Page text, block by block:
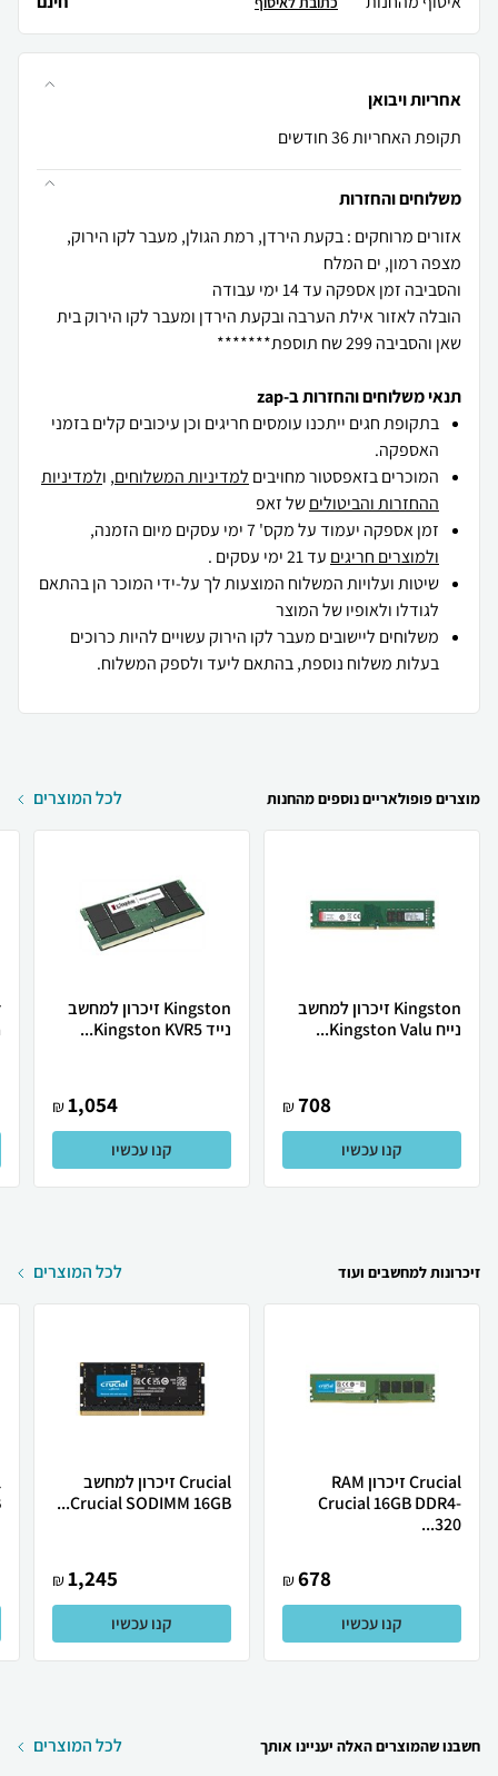
אחריות ויבואן
תקופת האחריות 36 חודשים
משלוחים והחזרות
אזורים מרוחקים : בקעת הירדן, רמת הגולן, מעבר לקו הירוק,
הובלה לאזור אילת הערבה ובקעת הירדן ומעבר לקו הירוק בית
שאן והסביבה 299 שח תוספת*******
תנאי משלוחים והחזרות ב-zap
בתקופת חגים ייתכנו עומסים חריגים וכן עיכובים קלים בזמני
האספקה.
המוכרים בזאפסטור מחויבים למדיניות המשלוחים, ולמדיניות
ההחזרות והביטוליםשל זאפ
זמן אספקה יעמוד על מקס' 7 ימי עסקים מיום הזמנה,
ולמוצרים חריגים עד 21 ימי עסקים .
שיטות ועלויות המשלוח המוצעות לך על-ידי המוכר הן בהתאם
לגודלו ולאופיו של המוצר
משלוחים ליישובים מעבר לקו הירוק עשויים להיות כרוכים
בעלות משלוח נוספת, בהתאם ליעד ולספק המשלוח.
מוצרים פופולאריים נוספים מהחנות לכל המוצרים
Kingston זיכרון למחשב
נייח Kingston Valu...
708
₪
קנו עכשיו
Kingston זיכרון למחשב
נייד Kingston KVR5...
1,054
₪
קנו עכשיו
זיכרונות למחשבים ועוד לכל המוצרים
Crucial זיכרון RAM
Crucial 16GB DDR4-
320...
678
₪
קנו עכשיו
Crucial זיכרון למחשב
Crucial SODIMM 16GB...
1,245
₪
קנו עכשיו
חשבנו שהמוצרים האלה יעניינו אותך לכל המוצרים